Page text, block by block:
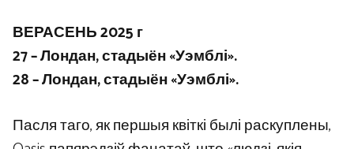
ВЕРАСЕНЬ 2025 г
27 – Лондан, стадыён «Уэмблі».
28 – Лондан, стадыён «Уэмблі».
Пасля таго, як першыя квіткі былі раскуплены,